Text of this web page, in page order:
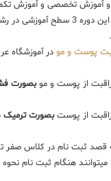
آموزش تخصصی و آموزش
متقاضیان با شرکت در این دوره
پوست و مو در آموزشگاه
از پوست و موبصورت
از پوستبصورت ترمیک
قصد ثبت نام در کلاس صفر
میتوانند هنگام ثبت نام نحوه